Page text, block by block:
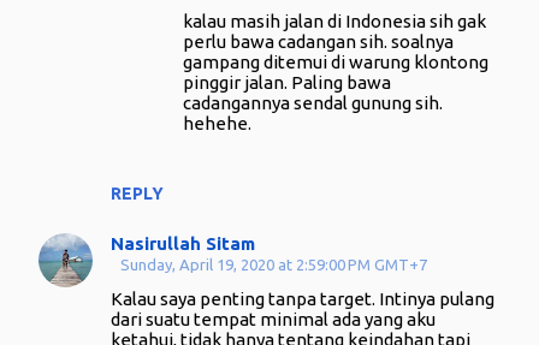
REPLY
kalau masih jalan di Indonesia sih gak
perlu bawa cadangan sih. soalnya
gampang ditemui di warung klontong
pinggir jalan. Paling bawa
cadangannya sendal gunung sih.
hehehe.
Nasirullah Sitam
Sunday, April 19, 2020 at 2:59:00 PM GMT+7
Kalau saya penting tanpa target. Intinya pulang
dari suatu tempat minimal ada yang aku
ketahui, tidak hanya tentang keindahan tapi